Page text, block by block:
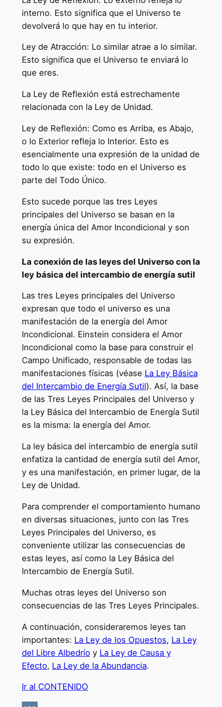
interno. Esto significa que el Universo te
devolverá lo que hay en tu interior.
Ley de Atracción: Lo similar atrae a lo similar.
Esto significa que el Universo te enviará lo
que eres.
La Ley de Reflexión está estrechamente
relacionada con la Ley de Unidad.
Ley de Reflexión: Como es Arriba, es Abajo,
o lo Exterior refleja lo Interior. Esto es
esencialmente una expresión de la unidad de
todo lo que existe: todo en el Universo es
parte del Todo Único.
Esto sucede porque las tres Leyes
principales del Universo se basan en la
energía única del Amor Incondicional y son
su expresión.
La conexión de las leyes del Universo con la
ley básica del intercambio de energía sutil
Las tres Leyes principales del Universo
expresan que todo el universo es una
manifestación de la energía del Amor
Incondicional. Einstein considera el Amor
Incondicional como la base para construir el
Campo Unificado, responsable de todas las
manifestaciones físicas (véase La Ley Básica
del Intercambio de Energía Sutil). Así, la base
de las Tres Leyes Principales del Universo y
la Ley Básica del Intercambio de Energía Sutil
es la misma: la energía del Amor.
La ley básica del intercambio de energía sutil
enfatiza la cantidad de energía sutil del Amor,
y es una manifestación, en primer lugar, de la
Ley de Unidad.
Para comprender el comportamiento humano
en diversas situaciones, junto con las Tres
Leyes Principales del Universo, es
conveniente utilizar las consecuencias de
estas leyes, así como la Ley Básica del
Intercambio de Energía Sutil.
Muchas otras leyes del Universo son
consecuencias de las Tres Leyes Principales.
A continuación, consideraremos leyes tan
importantes: La Ley de los Opuestos, La Ley
del Libre Albedríoy La Ley de Causa y
Efecto, La Ley de la Abundancia.
Ir al CONTENIDO